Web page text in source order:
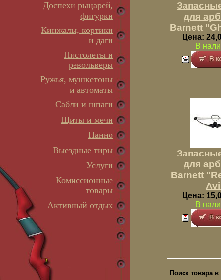
Доспехи рыцарей,
фигурки
Кинжалы, кортики
и даги
Пистолеты и
револьверы
Ружья, мушкетоны
и автоматы
Сабли и шпаги
Щиты и мечи
Панно
Выездные тиры
Услуги
Комиссионные
товары
Активный отдых
для
Barnett
Цена:
В
для
Barnett
Цена:
В
Поиск товара в